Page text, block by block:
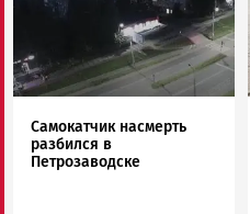
Самокатчик насмерть
разбился в
Петрозаводске